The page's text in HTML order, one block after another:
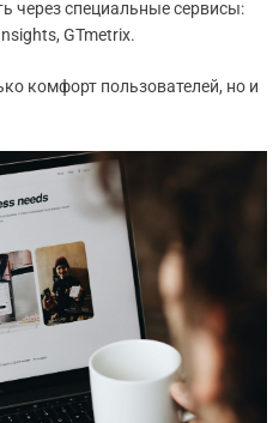
через специальные сервисы:
GTmetrix.
комфорт пользователей, но и